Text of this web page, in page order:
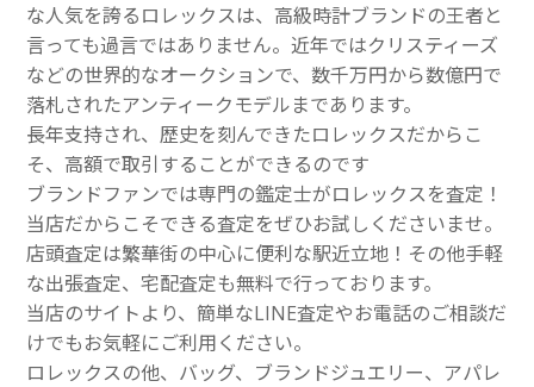
な人気を誇るロレックスは、高級時計ブランドの王者と
言っても過言ではありません。近年ではクリスティーズ
などの世界的なオークションで、数千万円から数億円で
落札されたアンティークモデルまであります。
長年支持され、歴史を刻んできたロレックスだからこ
そ、高額で取引することができるのです
ブランドファンでは専門の鑑定士がロレックスを査定！
当店だからこそできる査定をぜひお試しくださいませ。
店頭査定は繁華街の中心に便利な駅近立地！その他手軽
な出張査定、宅配査定も無料で行っております。
当店のサイトより、簡単なLINE査定やお電話のご相談だ
けでもお気軽にご利用ください。
ロレックスの他、バッグ、ブランドジュエリー、アパレ